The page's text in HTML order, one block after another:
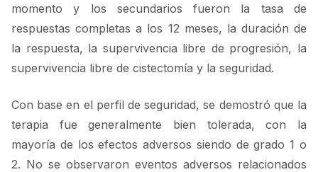
momento y los secundarios fueron la tasa de
respuestas completas a los 12 meses, la duración de
la respuesta, la supervivencia libre de progresión, la
supervivencia libre de cistectomía y la seguridad.
Con base en el perfil de seguridad, se demostró que la
terapia fue generalmente bien tolerada, con la
mayoría de los efectos adversos siendo de grado 1 o
2. No se observaron eventos adversos relacionados